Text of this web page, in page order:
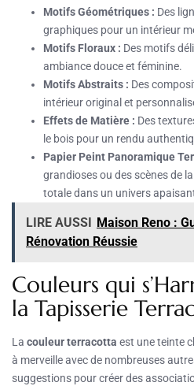
Motifs Géométriques : Des
graphiques pour un intérieur
Motifs Floraux : Des motifs
ambiance douce et féminine.
Motifs Abstraits : Des
intérieur original et
Effets de Matière : Des
le bois pour un rendu
Papier Peint Panoramique
grandioses ou des scènes de
totale dans un univers
LIRE AUSSI Maison Reno :
Rénovation Réussie
Couleurs qui
la Tapisserie
La couleur terracotta est une teinte
à merveille avec de nombreuses
suggestions pour créer des